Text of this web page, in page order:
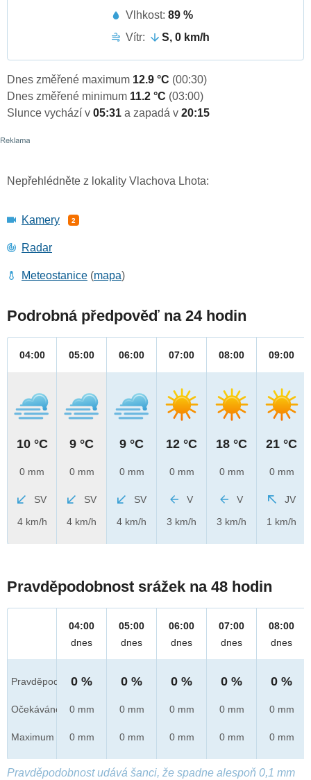
Vlhkost: 89 %
Vítr:
S, 0 km/h
Dnes změřené maximum 12.9 °C (00:30)
Dnes změřené minimum 11.2 °C (03:00)
Slunce vychází v 05:31 a zapadá v 20:15
Nepřehlédněte z lokality Vlachova Lhota:
Kamery 2
Radar
Meteostanice (mapa)
Podrobná předpověď na 24 hodin
04:00
10 °C
0 mm
SV
4 km/h
05:00
9 °C
0 mm
SV
4 km/h
06:00
9 °C
0 mm
SV
4 km/h
07:00
12 °C
0 mm
V
3 km/h
08:00
18 °C
0 mm
V
3 km/h
09:00
21 °C
0 mm
JV
1 km/h
Pravděpodobnost srážek na 48 hodin
Pravděpod.
Očekáváno
Maximum
04:00
dnes
0 %
0 mm
0 mm
05:00
dnes
0 %
0 mm
0 mm
06:00
dnes
0 %
0 mm
0 mm
07:00
dnes
0 %
0 mm
0 mm
08:00
dnes
0 %
0 mm
0 mm
Pravděpodobnost udává šanci, že spadne alespoň 0,1 mm